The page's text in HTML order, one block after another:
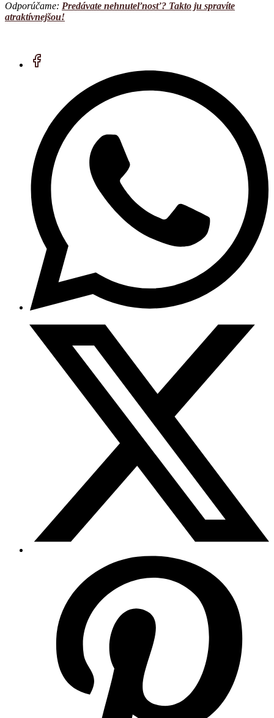
Odporúčame: Predávate nehnuteľnosť? Takto ju spravíte
atraktívnejšou!